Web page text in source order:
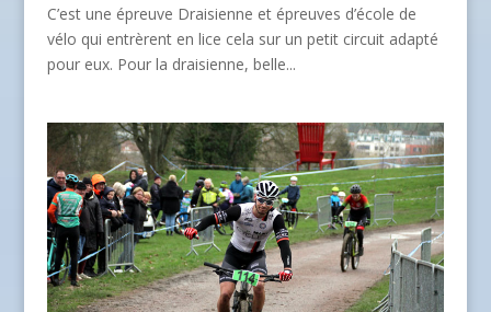
C’est une épreuve Draisienne et épreuves d’école de
vélo qui entrèrent en lice cela sur un petit circuit adapté
pour eux. Pour la draisienne, belle...